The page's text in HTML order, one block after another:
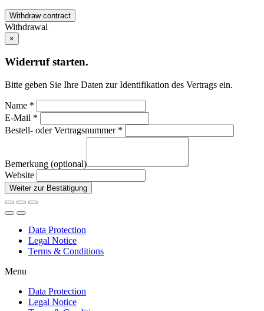
Withdraw contract
Withdrawal
×
Widerruf starten.
Bitte geben Sie Ihre Daten zur Identifikation des Vertrags ein.
Name *
E-Mail *
Bestell- oder Vertragsnummer *
Bemerkung (optional)
Website
Weiter zur Bestätigung
Data Protection
Legal Notice
Terms & Conditions
Menu
Data Protection
Legal Notice